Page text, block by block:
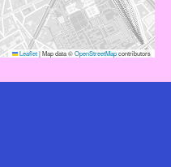
Leaflet|Map data ©OpenStreetMapcontributors